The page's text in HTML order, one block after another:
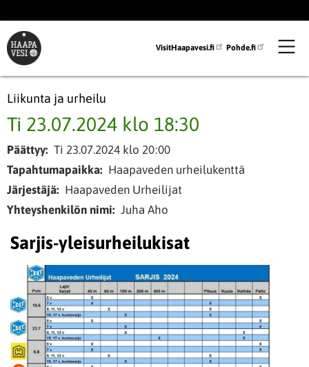
pääsisältöön
VisitHaapavesi.fi Pohde.fi
Liikunta ja urheilu
Ti 23.07.2024 klo 18:30
Päättyy Ti 23.07.2024 klo 20:00
Tapahtumapaikka
Haapaveden urheilukenttä
Järjestäjä
Haapaveden Urheilijat
Yhteyshenkilön nimi
Juha Aho
Sarjis-yleisurheilukisat